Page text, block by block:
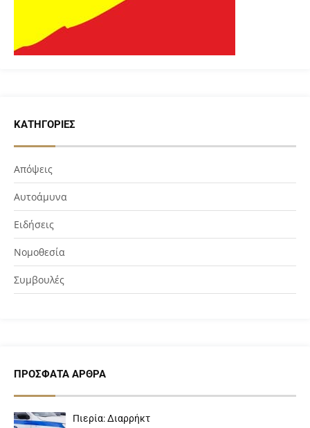
ΚΑΤΗΓΟΡΊΕΣ
Απόψεις
Αυτοάμυνα
Ειδήσεις
Νομοθεσία
Συμβουλές
ΠΡΌΣΦΑΤΑ ΆΡΘΡΑ
Πιερία: Διαρρήκτ